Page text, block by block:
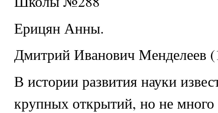
Ерицян Анны.
Дмитрий Иванович Менделеев
В истории развития науки
крупных открытий, но не